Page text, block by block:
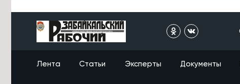
Высокий уровень заболеваемости
энтеровирусом сохраняется в
Забайкалье
Прокуратура потребовала
отремонтировать здание Дворца
Лента Статьи Эксперты Документы